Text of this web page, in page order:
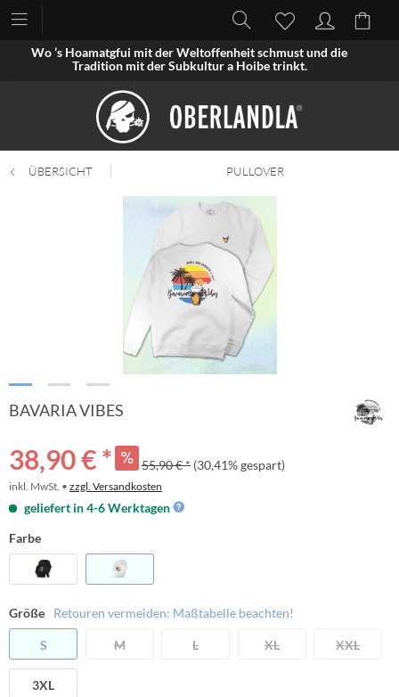
Wo ’s Hoamatgfui mit der Weltoffenheit schmust und die
Tradition mit der Subkultur a Hoibe trinkt.
ÜBERSICHT PULLOVER
BAVARIA VIBES
38,90 € * 55,90 € * (30,41% gespart)
inkl. MwSt. • zzgl. Versandkosten
geliefert in 4-6 Werktagen
Farbe
Größe Retouren vermeiden: Maßtabelle beachten!
S M L XL XXL
3XL